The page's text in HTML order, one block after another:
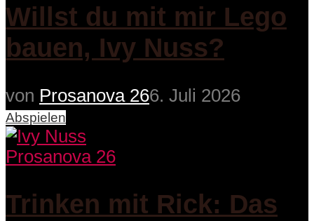
Willst du mit mir Lego
bauen, Ivy Nuss?
von Prosanova 266. Juli 2026
Abspielen
Prosanova 26
Trinken mit Rick: Das